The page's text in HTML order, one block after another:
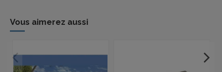
Vous aimerez aussi